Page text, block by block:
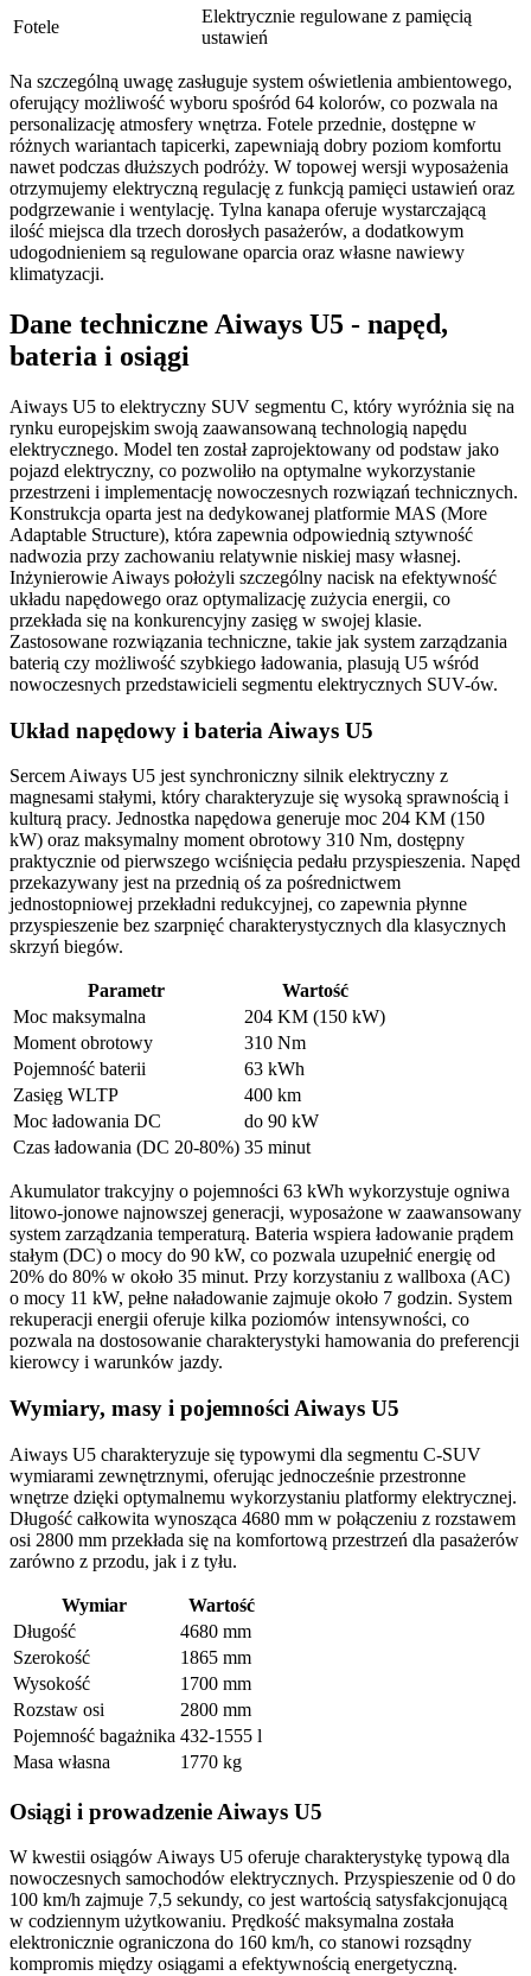
Fotele
Elektrycznie regulowane z pamięcią
ustawień
Na szczególną uwagę zasługuje system oświetlenia ambientowego,
oferujący możliwość wyboru spośród 64 kolorów, co pozwala na
personalizację atmosfery wnętrza. Fotele przednie, dostępne w
różnych wariantach tapicerki, zapewniają dobry poziom komfortu
nawet podczas dłuższych podróży. W topowej wersji wyposażenia
otrzymujemy elektryczną regulację z funkcją pamięci ustawień oraz
podgrzewanie i wentylację. Tylna kanapa oferuje wystarczającą
ilość miejsca dla trzech dorosłych pasażerów, a dodatkowym
udogodnieniem są regulowane oparcia oraz własne nawiewy
klimatyzacji.
Dane techniczne Aiways U5 - napęd,
bateria i osiągi
Aiways U5 to elektryczny SUV segmentu C, który wyróżnia się na
rynku europejskim swoją zaawansowaną technologią napędu
elektrycznego. Model ten został zaprojektowany od podstaw jako
pojazd elektryczny, co pozwoliło na optymalne wykorzystanie
przestrzeni i implementację nowoczesnych rozwiązań technicznych.
Konstrukcja oparta jest na dedykowanej platformie MAS (More
Adaptable Structure), która zapewnia odpowiednią sztywność
nadwozia przy zachowaniu relatywnie niskiej masy własnej.
Inżynierowie Aiways położyli szczególny nacisk na efektywność
układu napędowego oraz optymalizację zużycia energii, co
przekłada się na konkurencyjny zasięg w swojej klasie.
Zastosowane rozwiązania techniczne, takie jak system zarządzania
baterią czy możliwość szybkiego ładowania, plasują U5 wśród
nowoczesnych przedstawicieli segmentu elektrycznych SUV-ów.
Układ napędowy i bateria Aiways U5
Sercem Aiways U5 jest synchroniczny silnik elektryczny z
magnesami stałymi, który charakteryzuje się wysoką sprawnością i
kulturą pracy. Jednostka napędowa generuje moc 204 KM (150
kW) oraz maksymalny moment obrotowy 310 Nm, dostępny
praktycznie od pierwszego wciśnięcia pedału przyspieszenia. Napęd
przekazywany jest na przednią oś za pośrednictwem
jednostopniowej przekładni redukcyjnej, co zapewnia płynne
przyspieszenie bez szarpnięć charakterystycznych dla klasycznych
skrzyń biegów.
Parametr
Wartość
Moc maksymalna
204 KM (150 kW)
Moment obrotowy
310 Nm
Pojemność baterii
63 kWh
Zasięg WLTP
400 km
Moc ładowania DC
do 90 kW
Czas ładowania (DC 20-80%) 35 minut
Akumulator trakcyjny o pojemności 63 kWh wykorzystuje ogniwa
litowo-jonowe najnowszej generacji, wyposażone w zaawansowany
system zarządzania temperaturą. Bateria wspiera ładowanie prądem
stałym (DC) o mocy do 90 kW, co pozwala uzupełnić energię od
20% do 80% w około 35 minut. Przy korzystaniu z wallboxa (AC)
o mocy 11 kW, pełne naładowanie zajmuje około 7 godzin. System
rekuperacji energii oferuje kilka poziomów intensywności, co
pozwala na dostosowanie charakterystyki hamowania do preferencji
kierowcy i warunków jazdy.
Wymiary, masy i pojemności Aiways U5
Aiways U5 charakteryzuje się typowymi dla segmentu C-SUV
wymiarami zewnętrznymi, oferując jednocześnie przestronne
wnętrze dzięki optymalnemu wykorzystaniu platformy elektrycznej.
Długość całkowita wynosząca 4680 mm w połączeniu z rozstawem
osi 2800 mm przekłada się na komfortową przestrzeń dla pasażerów
zarówno z przodu, jak i z tyłu.
Wymiar
Wartość
Długość
4680 mm
Szerokość
1865 mm
Wysokość
1700 mm
Rozstaw osi
2800 mm
Pojemność bagażnika 432-1555 l
Masa własna
1770 kg
Osiągi i prowadzenie Aiways U5
W kwestii osiągów Aiways U5 oferuje charakterystykę typową dla
nowoczesnych samochodów elektrycznych. Przyspieszenie od 0 do
100 km/h zajmuje 7,5 sekundy, co jest wartością satysfakcjonującą
w codziennym użytkowaniu. Prędkość maksymalna została
elektronicznie ograniczona do 160 km/h, co stanowi rozsądny
kompromis między osiągami a efektywnością energetyczną.